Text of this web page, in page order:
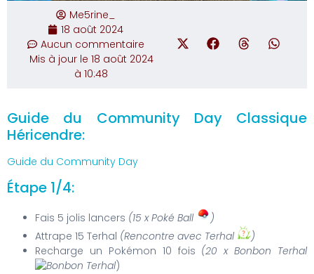
Me5rine_
18 août 2024
Aucun commentaire
Mis à jour le 18 août 2024
à 10:48
Guide du Community Day Classique
Héricendre:
Guide du Community Day
Étape 1/4:
Fais 5 jolis lancers (15 x Poké Ball
)
Attrape 15 Terhal (Rencontre avec Terhal
)
Recharge un Pokémon 10 fois (20 x Bonbon Terhal
)